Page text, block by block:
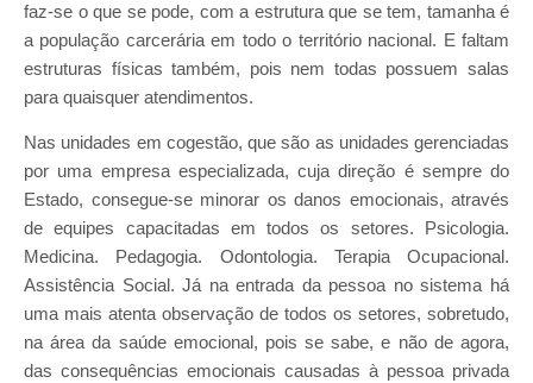
faz-se o que se pode, com a estrutura que se tem, tamanha é
a população carcerária em todo o território nacional. E faltam
estruturas físicas também, pois nem todas possuem salas
para quaisquer atendimentos.
Nas unidades em cogestão, que são as unidades gerenciadas
por uma empresa especializada, cuja direção é sempre do
Estado, consegue-se minorar os danos emocionais, através
de equipes capacitadas em todos os setores. Psicologia.
Medicina. Pedagogia. Odontologia. Terapia Ocupacional.
Assistência Social. Já na entrada da pessoa no sistema há
uma mais atenta observação de todos os setores, sobretudo,
na área da saúde emocional, pois se sabe, e não de agora,
das consequências emocionais causadas à pessoa privada